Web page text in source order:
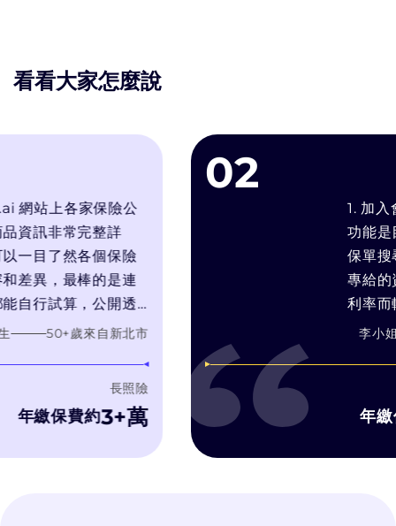
看看大家怎麼說
上各家保險公
非常完整詳
了然各個保險
，最棒的是連
試算，公開透
對我的需求推
50+歲來自新北市
長照險
保費約3+萬
02
1. 加入會員
功能是目前
保單搜尋引
專給的資料
利率而輕輕
靠推銷技術
字比較, 有
李小姐
年繳保